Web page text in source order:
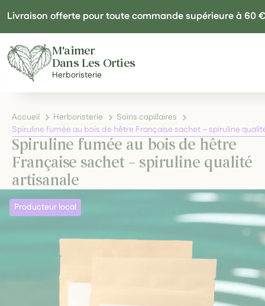
Livraison offerte pour toute commande supérieure à 60 €
M'aimer
Dans Les Orties
Herboristerie
Accueil Herboristerie
Soins capillaires
Spiruline fumée au bois de hêtre Française sachet – spiruline
Spiruline fumée au bois de hêtre
Française sachet – spiruline qualité
artisanale